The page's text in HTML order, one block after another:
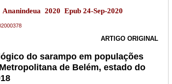
2020 Epub 24-Sep-2020
ARTIGO ORIGINAL
do sarampo em populações
de Belém, estado do